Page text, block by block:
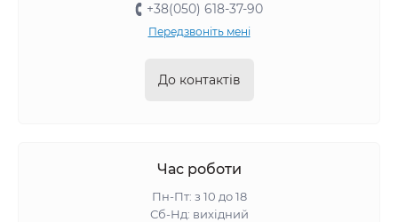
+38(050) 618-37-90
Передзвоніть мені
До контактів
Час роботи
Пн-Пт: з 10 до 18
Сб-Нд: вихідний